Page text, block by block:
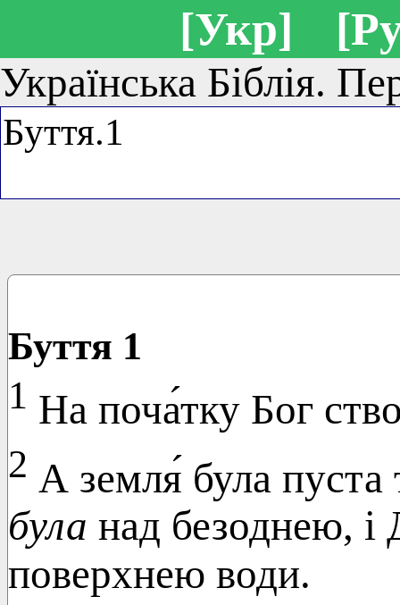
[Укр]
Українська Біблія.
Буття 1
1 На поча́тку Бог
2 А земля́ була пуста
була над безоднею,
поверхнею води.